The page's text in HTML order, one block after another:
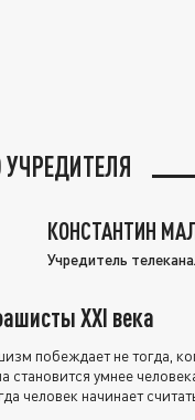
КОНСТАНТИН
Учредитель
XXI века
побеждает не тогда,
становится умнее
человек начинает